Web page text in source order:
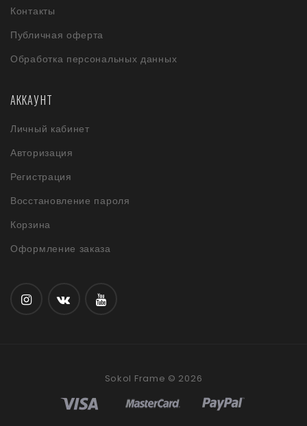
Контакты
Публичная оферта
Обработка персональных данных
АККАУНТ
Личный кабинет
Авторизация
Регистрация
Восстановление пароля
Корзина
Оформление заказа
Sokol Frame © 2026